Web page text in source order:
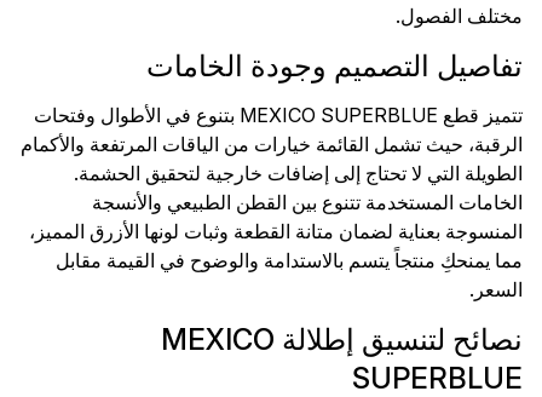
مختلف الفصول.
تفاصيل التصميم وجودة الخامات
تتميز قطع MEXICO SUPERBLUE بتنوع في الأطوال وفتحات
الرقبة، حيث تشمل القائمة خيارات من الياقات المرتفعة والأكمام
الطويلة التي لا تحتاج إلى إضافات خارجية لتحقيق الحشمة.
الخامات المستخدمة تتنوع بين القطن الطبيعي والأنسجة
المنسوجة بعناية لضمان متانة القطعة وثبات لونها الأزرق المميز،
مما يمنحكِ منتجاً يتسم بالاستدامة والوضوح في القيمة مقابل
السعر.
نصائح لتنسيق إطلالة MEXICO
SUPERBLUE